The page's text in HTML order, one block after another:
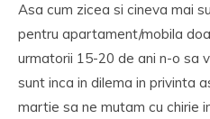
Asa cum zicea si cineva mai
pentru apartament/mobila
urmatorii 15-20 de ani n-o sa
sunt inca in dilema in privinta
martie sa ne mutam cu chirie